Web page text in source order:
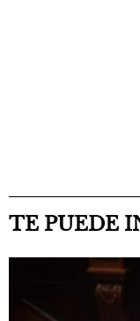
TE PUEDE